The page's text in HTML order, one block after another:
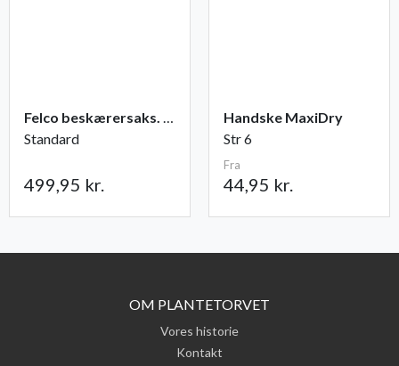
Felco beskærersaks. nr. 2
Standard
499,95 kr.
Handske MaxiDry
Str 6
Fra
44,95 kr.
OM PLANTETORVET
Vores historie
Kontakt